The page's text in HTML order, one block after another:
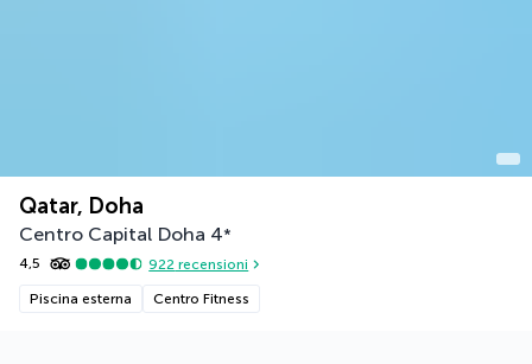
Qatar, Doha
Centro Capital Doha 4*
4,5 922 recensioni
Piscina esterna Centro Fitness